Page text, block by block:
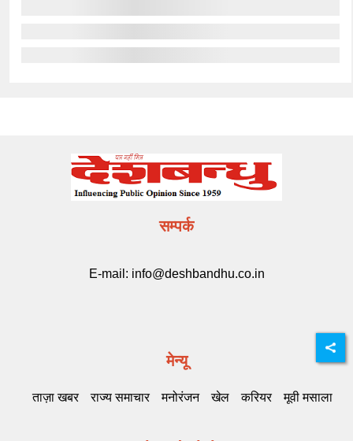
सम्पर्क
E-mail: info@deshbandhu.co.in
मेन्यू
ताज़ा खबर राज्य समाचार मनोरंजन खेल करियर मूवी मसाला